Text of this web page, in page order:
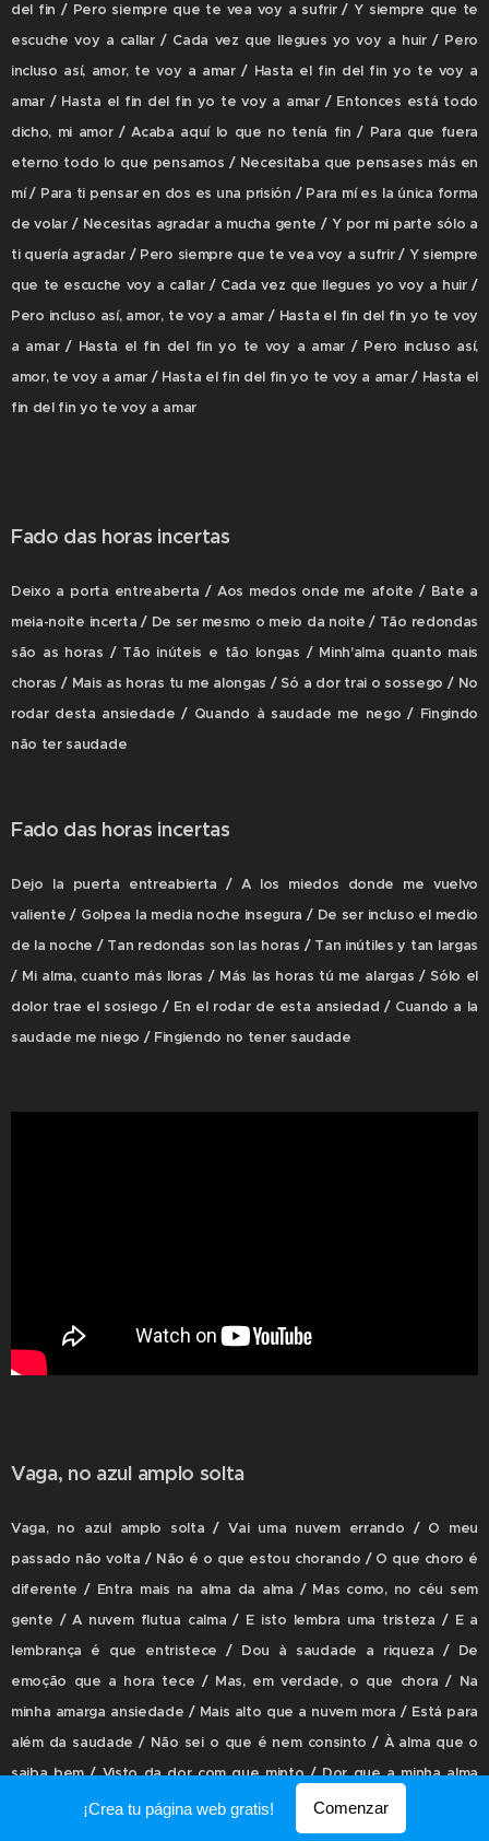
del fin / Pero siempre que te vea voy a sufrir / Y siempre que te
escuche voy a callar / Cada vez que llegues yo voy a huir / Pero
incluso así, amor, te voy a amar / Hasta el fin del fin yo te voy a
amar / Hasta el fin del fin yo te voy a amar / Entonces está todo
dicho, mi amor / Acaba aquí lo que no tenía fin / Para que fuera
eterno todo lo que pensamos / Necesitaba que pensases más en
mí / Para ti pensar en dos es una prisión / Para mí es la única forma
de volar / Necesitas agradar a mucha gente / Y por mi parte sólo a
ti quería agradar / Pero siempre que te vea voy a sufrir / Y siempre
que te escuche voy a callar / Cada vez que llegues yo voy a huir /
Pero incluso así, amor, te voy a amar / Hasta el fin del fin yo te voy
a amar / Hasta el fin del fin yo te voy a amar / Pero incluso así,
amor, te voy a amar / Hasta el fin del fin yo te voy a amar / Hasta el
fin del fin yo te voy a amar
Fado das horas incertas
Deixo a porta entreaberta / Aos medos onde me afoite / Bate a
meia-noite incerta / De ser mesmo o meio da noite / Tão redondas
são as horas / Tão inúteis e tão longas / Minh'alma quanto mais
choras / Mais as horas tu me alongas / Só a dor trai o sossego / No
rodar desta ansiedade / Quando à saudade me nego / Fingindo
não ter saudade
Fado das horas incertas
Dejo la puerta entreabierta / A los miedos donde me vuelvo
valiente / Golpea la media noche insegura / De ser incluso el medio
de la noche / Tan redondas son las horas / Tan inútiles y tan largas
/ Mi alma, cuanto más lloras / Más las horas tú me alargas / Sólo el
dolor trae el sosiego / En el rodar de esta ansiedad / Cuando a la
saudade me niego / Fingiendo no tener saudade
Vaga, no azul amplo solta
Vaga, no azul amplo solta / Vai uma nuvem errando / O meu
passado não volta / Não é o que estou chorando / O que choro é
diferente / Entra mais na alma da alma / Mas como, no céu sem
gente / A nuvem flutua calma / E isto lembra uma tristeza / E a
lembrança é que entristece / Dou à saudade a riqueza / De
emoção que a hora tece / Mas, em verdade, o que chora / Na
minha amarga ansiedade / Mais alto que a nuvem mora / Está para
além da saudade / Não sei o que é nem consinto / À alma que o
saiba bem / Visto da dor com que minto / Dor que a minha alma
¡Crea tu página web gratis! Comenzar